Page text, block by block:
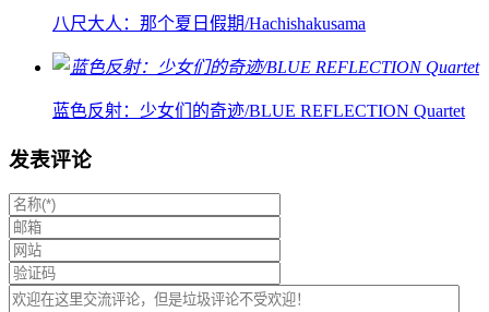
八尺大人：那个夏日假期/Hachishakusama
蓝色反射：少女们的奇迹/BLUE REFLECTION Quartet
发表评论